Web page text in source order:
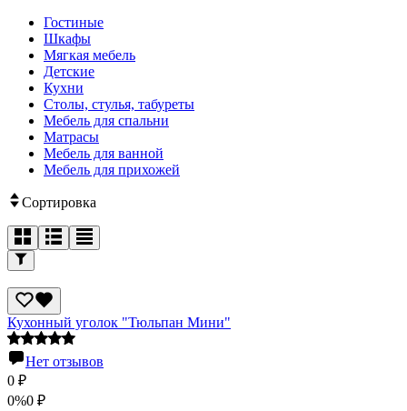
Гостиные
Шкафы
Мягкая мебель
Детские
Кухни
Столы, стулья, табуреты
Мебель для спальни
Матрасы
Мебель для ванной
Мебель для прихожей
Сортировка
Кухонный уголок "Тюльпан Мини"
Нет отзывов
0 ₽
0%0 ₽